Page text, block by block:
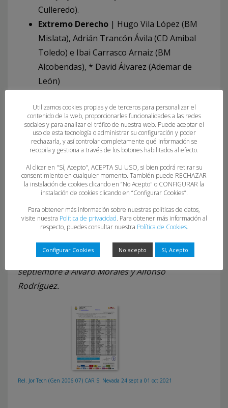
Culleredo).
Extremo Derecho | Hugo Vila López (BM
Mislata), Adrián Trancón Ávila (CD Amibal
Toledo) e Ibai Carrasco Arnaiz (BM
Alcobendas), * David Álvarez (Ademar de
León)
Sánchez (BM Córdoba),Darío Francisco
Palacio (Base Oviedo), Carlos Martín de
Bolaños Ruiz (BM Mislata) y Oriol Vilarrubla
Roca (BM Granollers).
Pivote| Alejandro Colón Martín (BM
Alcobendas), David Carreño Simarro (BM
Benidorm), Pol Vives Abellana (BM La
Roca), Marc Valtueña Font (Barça), Manuel
Lorenzo García (BM Cisne) y Anthony Gómez
* Pablo Valencia y David Álvarez sustituyen el 1 de
septiembre a Álvaro Morales y Alfonso
Rodríguez.
Rel. Jor Tecn (Gen 2006 07) CAR S. Nevada 24 sept a 01 oct 2021
Utilizamos cookies propias y de terceros para personalizar el
contenido de la web, proporcionarles funcionalidades a las redes
sociales y para analizar el tráfico de nuestra web. Puede aceptar el
uso de esta tecnología o administrar su configuración y poder
rechazarla, y así controlar completamente qué información se
recopila y gestiona a través de los botones habilitados al efecto.
Al clicar en "Sí, Acepto", ACEPTA SU USO, si bien podrá retirar su
consentimiento en cualquier momento. También puede RECHAZAR
la instalación de cookies clicando en “No Acepto" o CONFIGURAR la
instalación de cookies clicando en “Configurar Cookies”.
Para obtener más información sobre nuestras políticas de datos,
visite nuestra Política de privacidad. Para obtener más información al
respecto, puedes consultar nuestra Política de Cookies.
Configurar Cookies No acepto Sí, Acepto